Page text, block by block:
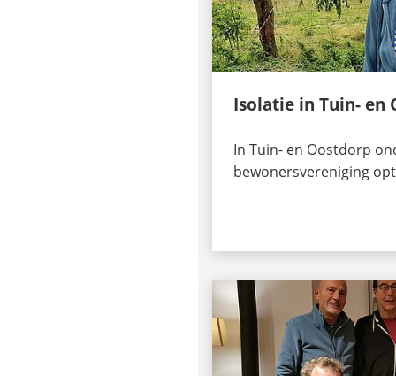
Isolatie in Tuin- en
In Tuin- en Oostdorp
bewonersvereniging